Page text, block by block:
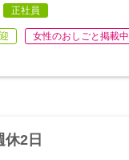
正社員
女性のおしごと掲載中
2日